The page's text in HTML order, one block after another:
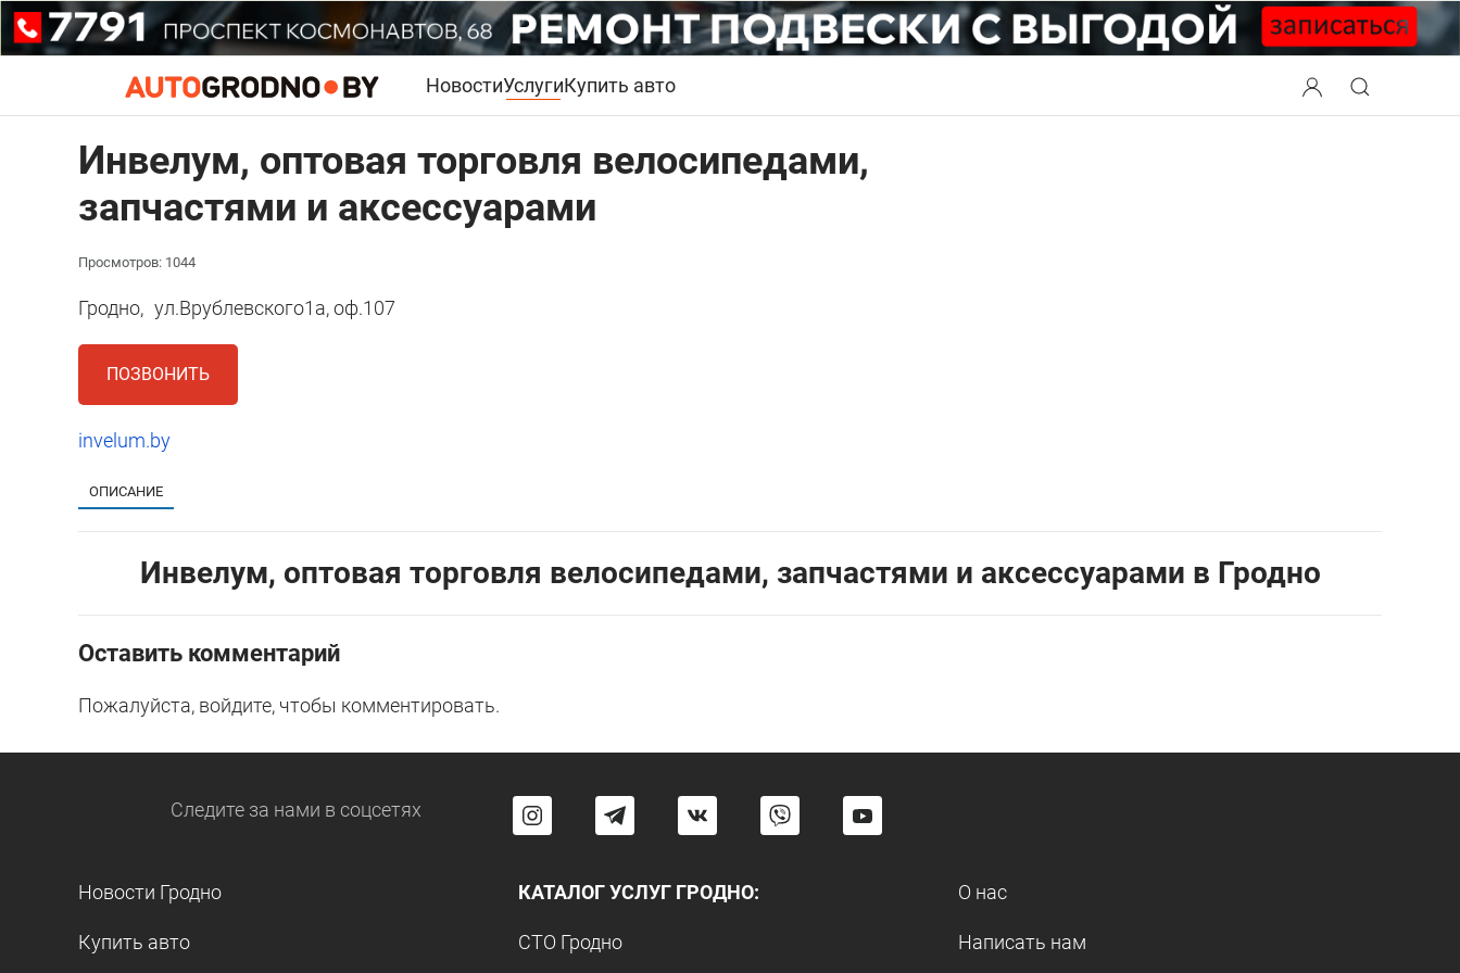
НовостиУслугиКупить авто
Инвелум, оптовая торговля велосипедами,
запчастями и аксессуарами
Просмотров: 1044
Гродно, ул.Врублевского1а, оф.107
ПОЗВОНИТЬ
invelum.by
ОПИСАНИЕ
Инвелум, оптовая торговля велосипедами, запчастями и аксессуарами в Гродно
Оставить комментарий
Пожалуйста, войдите, чтобы комментировать.
Следите за нами в соцсетях
Новости Гродно
Купить авто
КАТАЛОГ УСЛУГ ГРОДНО:
СТО Гродно
О нас
Написать нам